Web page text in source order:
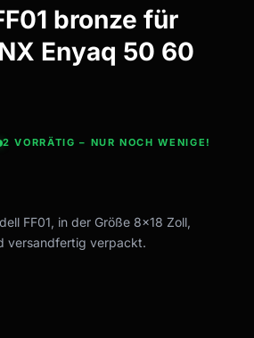
bronze für
Enyaq 50 60
2 VORRÄTIG – NUR NOCH WENIGE!
FF01, in der Größe 8x18 Zoll,
versandfertig verpackt.